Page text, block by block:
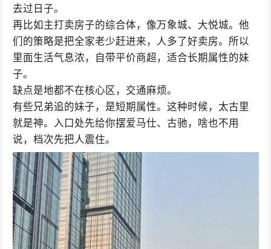
去过日子。
再比如主打卖房子的综合体，像万象城、大悦城。他
们的策略是把全家老少赶进来，人多了好卖房。所以
里面生活气息浓，自带平价商超，适合长期属性的妹
子。
缺点是地都不在核心区，交通麻烦。
有些兄弟追的妹子，是短期属性。这种时候，太古里
就是神。入口处先给你摆爱马仕、古驰，啥也不用
说，档次先把人震住。